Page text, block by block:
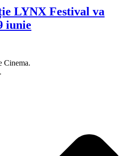
LYNX Festival va
iunie
Cinema.
.